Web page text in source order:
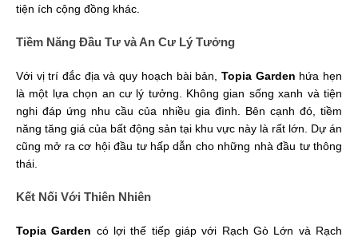
tiện ích cộng đồng khác.
Tiềm Năng Đầu Tư và An Cư Lý Tưởng
Với vị trí đắc địa và quy hoạch bài bản, Topia Garden hứa hẹn
là một lựa chọn an cư lý tưởng. Không gian sống xanh và tiện
nghi đáp ứng nhu cầu của nhiều gia đình. Bên cạnh đó, tiềm
năng tăng giá của bất động sản tại khu vực này là rất lớn. Dự án
cũng mở ra cơ hội đầu tư hấp dẫn cho những nhà đầu tư thông
thái.
Kết Nối Với Thiên Nhiên
Topia Garden có lợi thế tiếp giáp với Rạch Gò Lớn và Rạch